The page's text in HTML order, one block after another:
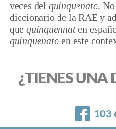
veces del quinquenato.
diccionario de la RAE y
que quinquennat en
quinquenato en este
¿TIENES UNA
103